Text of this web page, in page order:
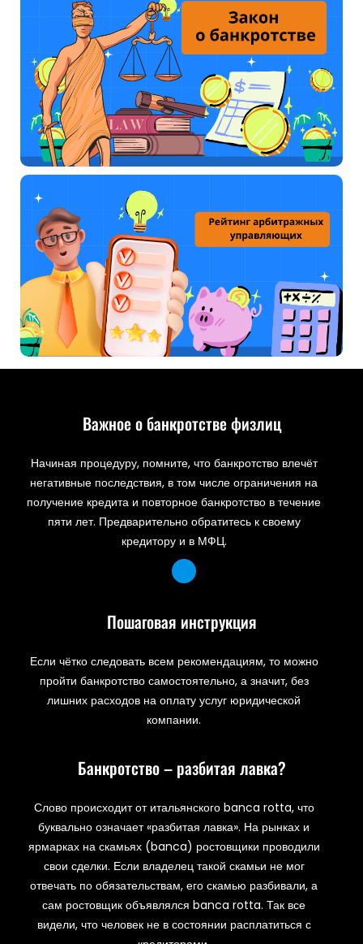
Важное о банкротстве физлиц
Начиная процедуру, помните, что банкротство влечёт
негативные последствия, в том числе ограничения на
получение кредита и повторное банкротство в течение
пяти лет. Предварительно обратитесь к своему
кредитору и в МФЦ.
Пошаговая инструкция
Если чётко следовать всем рекомендациям, то можно
пройти банкротство самостоятельно, а значит, без
лишних расходов на оплату услуг юридической
компании.
Банкротство – разбитая лавка?
Слово происходит от итальянского banca rotta, что
буквально означает «разбитая лавка». На рынках и
ярмарках на скамьях (banca) ростовщики проводили
свои сделки. Если владелец такой скамьи не мог
отвечать по обязательствам, его скамью разбивали, а
сам ростовщик объявлялся banca rotta. Так все
видели, что человек не в состоянии расплатиться с